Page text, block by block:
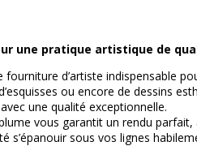
une pratique artistique de
d’artiste indispensable
ou encore de dessins
une qualité exceptionnelle.
plume vous garantit un rendu
s’épanouir sous vos lignes